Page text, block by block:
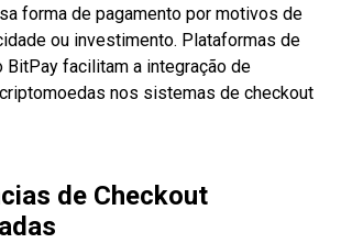
forma de pagamento por motivos de
ou investimento. Plataformas de
BitPay facilitam a integração de
nos sistemas de checkout
de Checkout